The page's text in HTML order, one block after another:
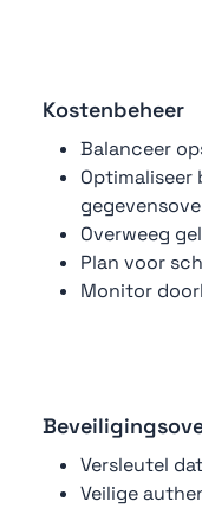
Kostenbeheer
Balanceer
Overweeg
Plan voor
Monitor
Versleutel
Veilige